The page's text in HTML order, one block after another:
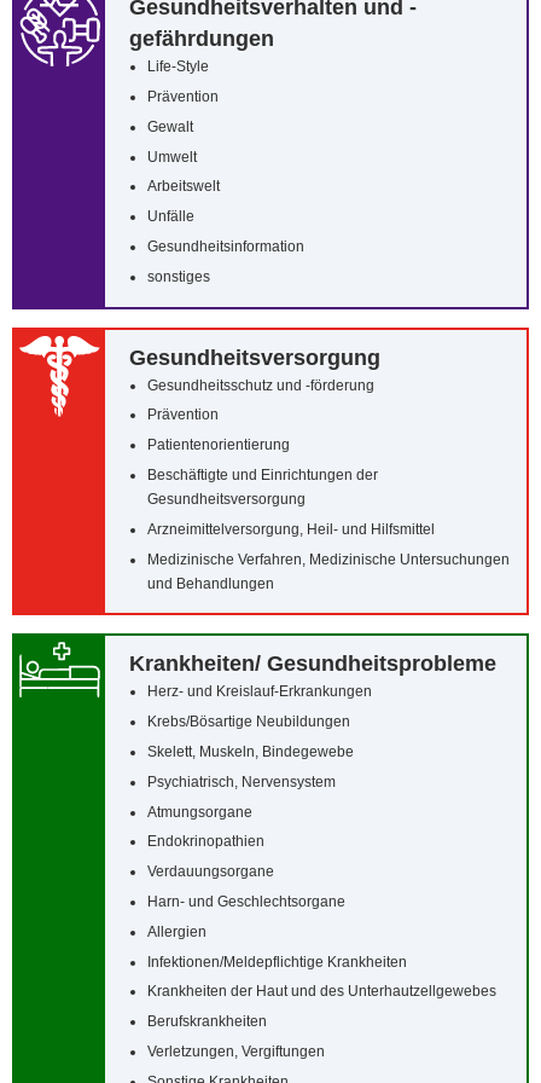
Gesundheitsverhalten und -
gefährdungen
Life-Style
Prävention
Gewalt
Umwelt
Arbeitswelt
Unfälle
Gesundheitsinformation
sonstiges
Gesundheitsversorgung
Gesundheitsschutz und -förderung
Prävention
Patientenorientierung
Beschäftigte und Einrichtungen der
Gesundheitsversorgung
Arzneimittelversorgung, Heil- und Hilfsmittel
Medizinische Verfahren, Medizinische Untersuchungen
und Behandlungen
Krankheiten/‌ Gesundheitsprobleme
Herz- und Kreislauf-Erkrankungen
Krebs/‌Bösartige Neubildungen
Skelett, Muskeln, Bindegewebe
Psychiatrisch, Nervensystem
Atmungsorgane
Endokrinopathien
Verdauungsorgane
Harn- und Geschlechtsorgane
Allergien
Infektionen/‌Meldepflichtige Krankheiten
Krankheiten der Haut und des Unterhautzellgewebes
Berufskrankheiten
Verletzungen, Vergiftungen